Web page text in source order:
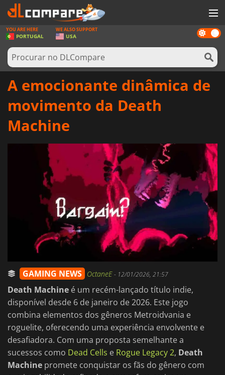
JOGOS
GAME CARDS
SOFTWARE
ENTRAR OU REGISTAR
Dark
mode
YOU ARE HERE
PORTUGAL
WE ALSO SUPPORT
USA
A emocionante dinâmica de
movimento da Death
Machine
GAMING NEWS OctaneE- 12/01/2026, 21:57
Death Machine é um recém-lançado título indie,
disponível desde 6 de janeiro de 2026. Este jogo
combina elementos dos gêneros Metroidvania e
roguelite, oferecendo uma experiência envolvente e
desafiadora. Com uma proposta semelhante a
sucessos como Dead Cells e Rogue Legacy 2, Death
Machine promete conquistar os fãs do gênero com